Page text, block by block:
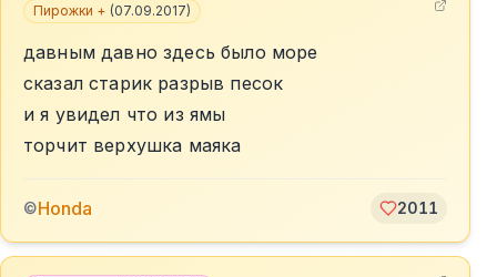
Пирожки + (07.09.2017)
давным давно здесь было море
сказал старик разрыв песок
и я увидел что из ямы
торчит верхушка маяка
©Honda 2011